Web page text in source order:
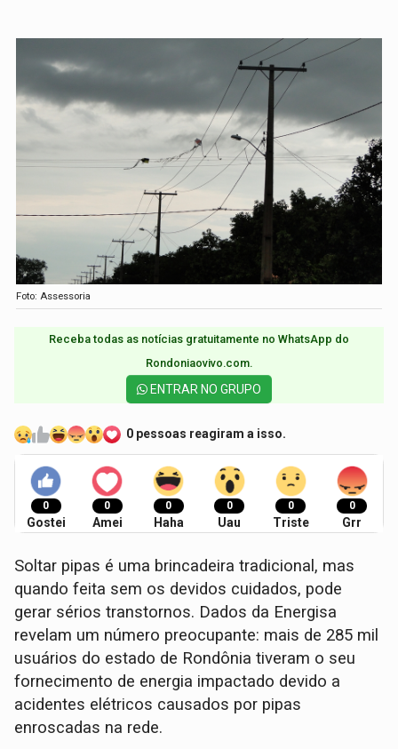
Foto: Assessoria
Receba todas as notícias gratuitamente no WhatsApp do
Rondoniaovivo.com.​
ENTRAR NO GRUPO
0 pessoas reagiram a isso.
0
Gostei
0
Amei
0
Haha
0
Uau
0
Triste
0
Grr
Soltar pipas é uma brincadeira tradicional, mas
quando feita sem os devidos cuidados, pode
gerar sérios transtornos. Dados da Energisa
revelam um número preocupante: mais de 285 mil
usuários do estado de Rondônia tiveram o seu
fornecimento de energia impactado devido a
acidentes elétricos causados por pipas
enroscadas na rede.